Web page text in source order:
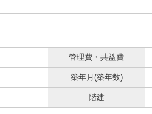
管理費・共益費
築年月(築年数)
階建